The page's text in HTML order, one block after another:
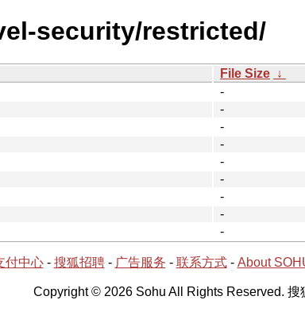
security/restricted/
File Size ↓
-
-
-
-
-
-
-
-
-
付中心- 搜狐招聘- 广告服务 - 联系方式- About
Copyright © 2026 Sohu All Rights Reserved. 搜